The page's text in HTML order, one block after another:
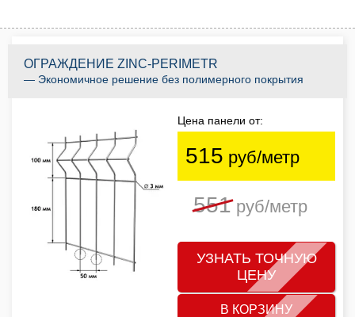
ОГРАЖДЕНИЕ ZINC-PERIMETR
— Экономичное решение без полимерного покрытия
Цена панели от:
515 руб/метр
551руб/метр
УЗНАТЬ ТОЧНУЮ
ЦЕНУ
В КОРЗИНУ